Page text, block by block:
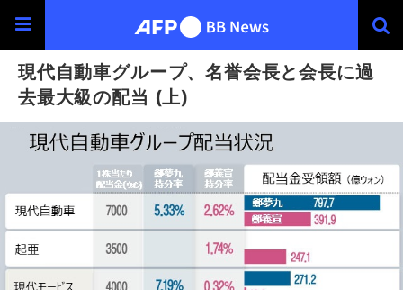
現代自動車グループ、名誉会長と会長に過
去最大級の配当 (上)